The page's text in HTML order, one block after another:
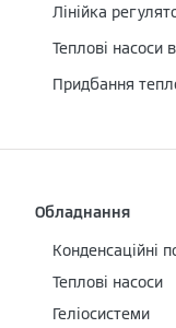
Теплові насоси
Придбання
Обладнання
Конденсаційні
Теплові насоси
Геліосистеми